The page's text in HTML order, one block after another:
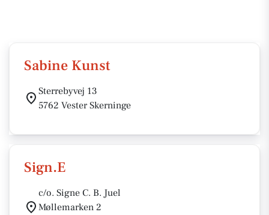
Sabine Kunst
Sterrebyvej 13
5762 Vester Skerninge
Sign.E
c/o. Signe C. B. Juel
Møllemarken 2